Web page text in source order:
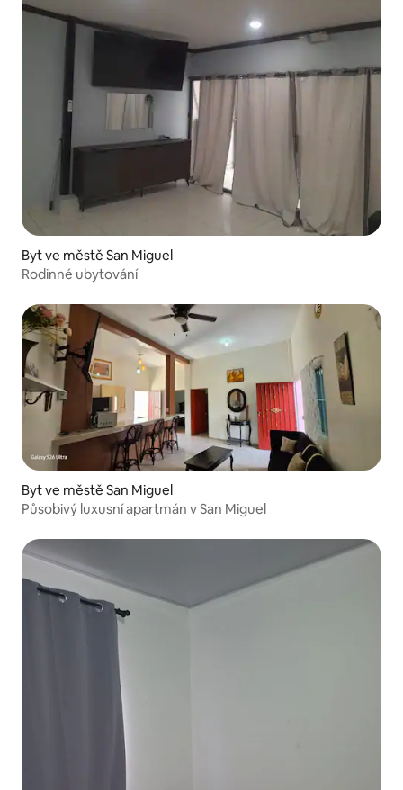
Byt ve městě San Miguel
Rodinné ubytování
Byt ve městě San Miguel
Působivý luxusní apartmán v San Miguel